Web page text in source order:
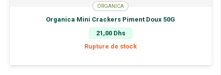
ORGANICA
Organica Mini Crackers Piment Doux 50G
21,00 Dhs
Rupture de stock